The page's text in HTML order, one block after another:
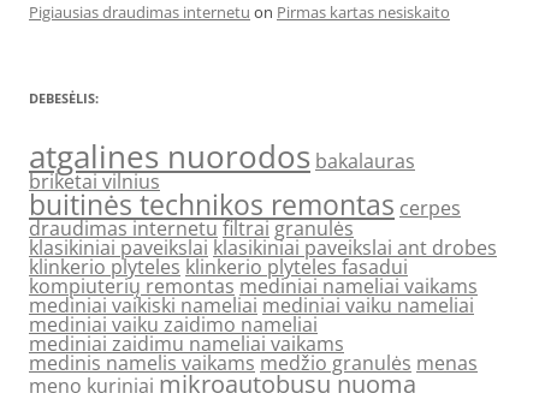
Pigiausias draudimas internetu on Pirmas kartas nesiskaito
DEBESĖLIS:
atgalines nuorodos bakalauras
briketai vilnius
buitinės technikos remontas cerpes
draudimas internetufiltraigranulės
klasikiniai paveikslai klasikiniai paveikslai ant drobes
klinkerio plyteles klinkerio plyteles fasadui
kompiuterių remontas mediniai nameliai vaikams
mediniai vaikiski nameliai mediniai vaiku nameliai
mediniai vaiku zaidimo nameliai
mediniai zaidimu nameliai vaikams
medinis namelis vaikams medžio granulės menas
meno kuriniai mikroautobusu nuoma